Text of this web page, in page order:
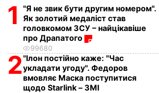
1
"Я не звик бути другим номером".
Як золотий медаліст став
головкомом ЗСУ – найцікавіше
про Драпатого
99680
2"Ілон постійно каже: "Час
укладати угоду". Федоров
вмовляє Маска поступитися
щодо Starlink – ЗМІ